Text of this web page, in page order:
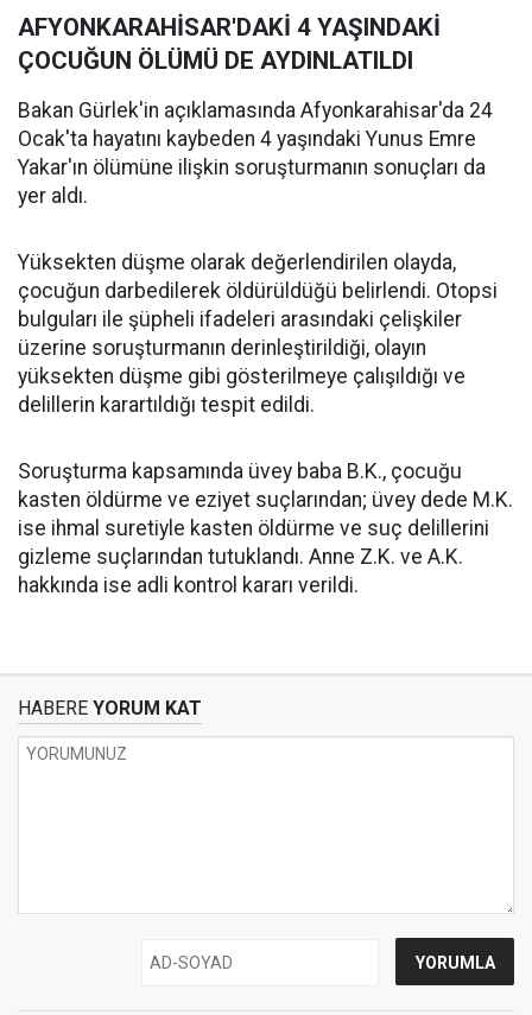
AFYONKARAHİSAR'DAKİ 4 YAŞINDAKİ
ÇOCUĞUN ÖLÜMÜ DE AYDINLATILDI
Bakan Gürlek'in açıklamasında Afyonkarahisar'da 24
Ocak'ta hayatını kaybeden 4 yaşındaki Yunus Emre
Yakar'ın ölümüne ilişkin soruşturmanın sonuçları da
yer aldı.
Yüksekten düşme olarak değerlendirilen olayda,
çocuğun darbedilerek öldürüldüğü belirlendi. Otopsi
bulguları ile şüpheli ifadeleri arasındaki çelişkiler
üzerine soruşturmanın derinleştirildiği, olayın
yüksekten düşme gibi gösterilmeye çalışıldığı ve
delillerin karartıldığı tespit edildi.
Soruşturma kapsamında üvey baba B.K., çocuğu
kasten öldürme ve eziyet suçlarından; üvey dede M.K.
ise ihmal suretiyle kasten öldürme ve suç delillerini
gizleme suçlarından tutuklandı. Anne Z.K. ve A.K.
hakkında ise adli kontrol kararı verildi.
HABERE YORUM KAT